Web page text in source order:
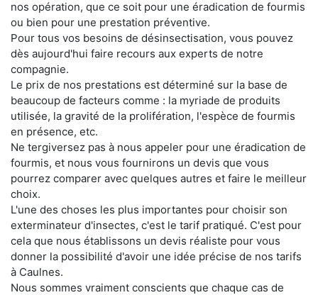
nos opération, que ce soit pour une éradication de fourmis
ou bien pour une prestation préventive.
Pour tous vos besoins de désinsectisation, vous pouvez
dès aujourd'hui faire recours aux experts de notre
compagnie.
Le prix de nos prestations est déterminé sur la base de
beaucoup de facteurs comme : la myriade de produits
utilisée, la gravité de la prolifération, l'espèce de fourmis
en présence, etc.
Ne tergiversez pas à nous appeler pour une éradication de
fourmis, et nous vous fournirons un devis que vous
pourrez comparer avec quelques autres et faire le meilleur
choix.
L'une des choses les plus importantes pour choisir son
exterminateur d'insectes, c'est le tarif pratiqué. C'est pour
cela que nous établissons un devis réaliste pour vous
donner la possibilité d'avoir une idée précise de nos tarifs
à Caulnes.
Nous sommes vraiment conscients que chaque cas de